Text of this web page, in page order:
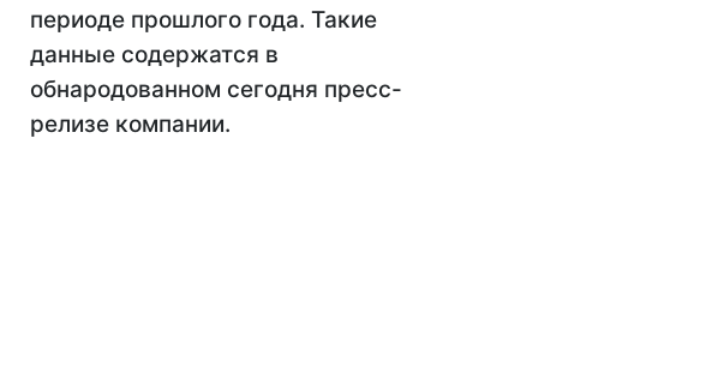
периоде прошлого года. Такие
данные содержатся в
обнародованном сегодня пресс-
релизе компании.